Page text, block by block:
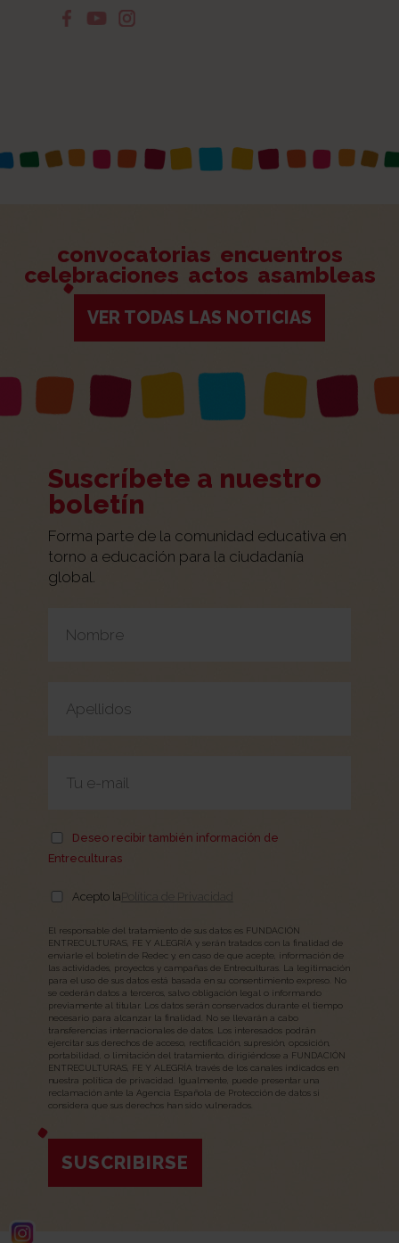
convocatorias encuentros
celebraciones actos asambleas
VER TODAS LAS NOTICIAS
Suscríbete a nuestro
boletín
Forma parte de la comunidad educativa en
torno a educación para la ciudadanía
global.
Deseo recibir también información de
Entreculturas
Acepto laPolítica de Privacidad
El responsable del tratamiento de sus datos es FUNDACIÓN
ENTRECULTURAS, FE Y ALEGRÍA y serán tratados con la finalidad de
enviarle el boletín de Redec y, en caso de que acepte, información de
las actividades, proyectos y campañas de Entreculturas. La legitimación
para el uso de sus datos está basada en su consentimiento expreso. No
se cederán datos a terceros, salvo obligación legal o informando
previamente al titular. Los datos serán conservados durante el tiempo
necesario para alcanzar la finalidad. No se llevarán a cabo
transferencias internacionales de datos. Los interesados podrán
ejercitar sus derechos de acceso, rectificación, supresión, oposición,
portabilidad, o limitación del tratamiento, dirigiéndose a FUNDACIÓN
ENTRECULTURAS, FE Y ALEGRÍA través de los canales indicados en
nuestra política de privacidad. Igualmente, puede presentar una
reclamación ante la Agencia Española de Protección de datos si
considera que sus derechos han sido vulnerados.
SUSCRIBIRSE